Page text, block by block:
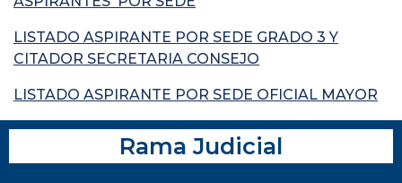
LISTADO ASPIRANTE POR SEDE GRADO 3 Y
CITADOR SECRETARIA CONSEJO
LISTADO ASPIRANTE POR SEDE OFICIAL MAYOR
Rama Judicial